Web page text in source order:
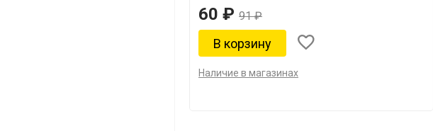
60 ₽ 91 ₽
Наличие в магазинах